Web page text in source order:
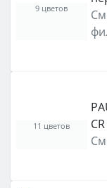
9 цветов
11 цветов